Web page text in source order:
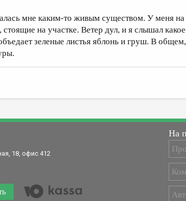
мне каким-то живым существом. У меня на
на участке. Ветер дул, и я слышал
зеленые листья яблонь и груш. В
18, офис 412
На